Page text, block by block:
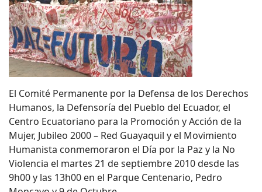
El Comité Permanente por la Defensa de los Derechos
Humanos, la Defensoría del Pueblo del Ecuador, el
Centro Ecuatoriano para la Promoción y Acción de la
Mujer, Jubileo 2000 – Red Guayaquil y el Movimiento
Humanista conmemoraron el Día por la Paz y la No
Violencia el martes 21 de septiembre 2010 desde las
9h00 y las 13h00 en el Parque Centenario, Pedro